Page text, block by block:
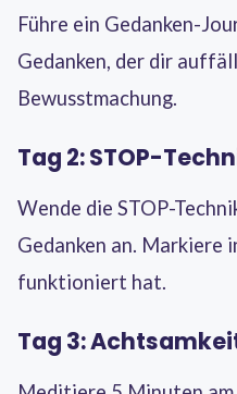
Führe ein Gedanken-
Gedanken, der dir
Bewusstmachung.
Tag 2: STOP-
Wende die STOP-
Gedanken an. Markiere
funktioniert hat.
Tag 3: